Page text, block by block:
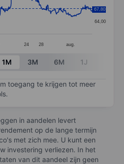
displaying categories.
displaying values. Data
24 28 aug.
64,00
68,00
67,80
1M 3M 6M 1J
toegang te krijgen tot meer
in aandelen levert
op de lange termijn
met zich mee. U kunt een
investering verliezen. In het
van dit aandeel zijn geen